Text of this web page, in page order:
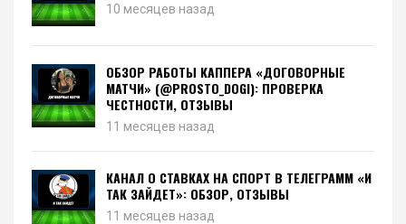
10 месяцев назад
ОБЗОР РАБОТЫ КАППЕРА «ДОГОВОРНЫЕ
МАТЧИ» (@PROSTO_DOGI): ПРОВЕРКА
ЧЕСТНОСТИ, ОТЗЫВЫ
11 месяцев назад
КАНАЛ О СТАВКАХ НА СПОРТ В ТЕЛЕГРАММ «И
ТАК ЗАЙДЕТ»: ОБЗОР, ОТЗЫВЫ
11 месяцев назад